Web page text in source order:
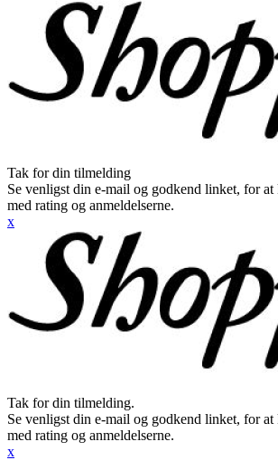
Tak for din tilmelding
Se venligst din e-mail og godkend linket, for
med rating og anmeldelserne.
x
Tak for din tilmelding.
Se venligst din e-mail og godkend linket, for
med rating og anmeldelserne.
x